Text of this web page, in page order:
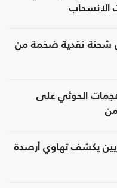
الانسحاب
شحنة نقدية ضخمة من
هجمات الحوثي على
يكشف تهاوي أرصدة